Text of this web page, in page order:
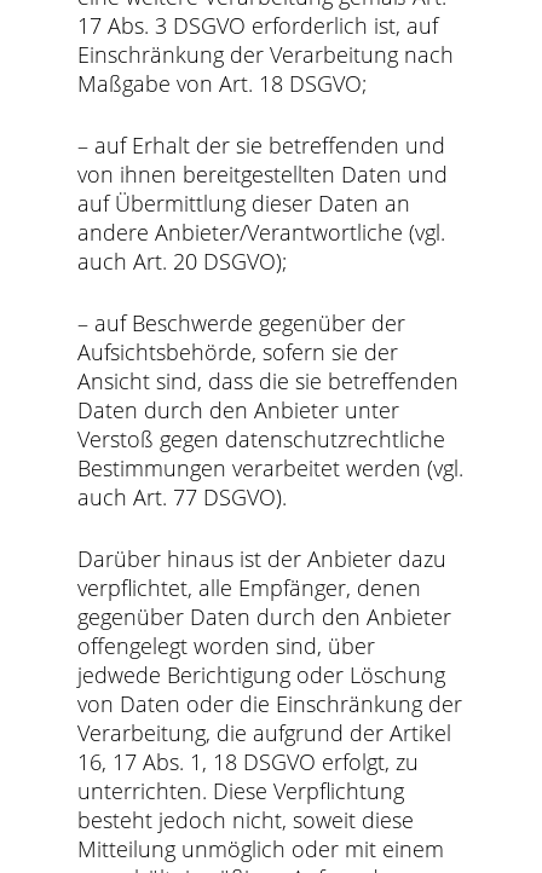
17 Abs. 3 DSGVO erforderlich ist, auf
Einschränkung der Verarbeitung nach
Maßgabe von Art. 18 DSGVO;
– auf Erhalt der sie betreffenden und
von ihnen bereitgestellten Daten und
auf Übermittlung dieser Daten an
andere Anbieter/Verantwortliche (vgl.
auch Art. 20 DSGVO);
– auf Beschwerde gegenüber der
Aufsichtsbehörde, sofern sie der
Ansicht sind, dass die sie betreffenden
Daten durch den Anbieter unter
Verstoß gegen datenschutzrechtliche
Bestimmungen verarbeitet werden (vgl.
auch Art. 77 DSGVO).
Darüber hinaus ist der Anbieter dazu
verpflichtet, alle Empfänger, denen
gegenüber Daten durch den Anbieter
offengelegt worden sind, über
jedwede Berichtigung oder Löschung
von Daten oder die Einschränkung der
Verarbeitung, die aufgrund der Artikel
16, 17 Abs. 1, 18 DSGVO erfolgt, zu
unterrichten. Diese Verpflichtung
besteht jedoch nicht, soweit diese
Mitteilung unmöglich oder mit einem